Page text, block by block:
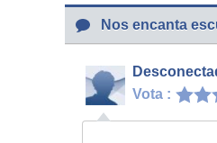
Nos encanta
Vota :